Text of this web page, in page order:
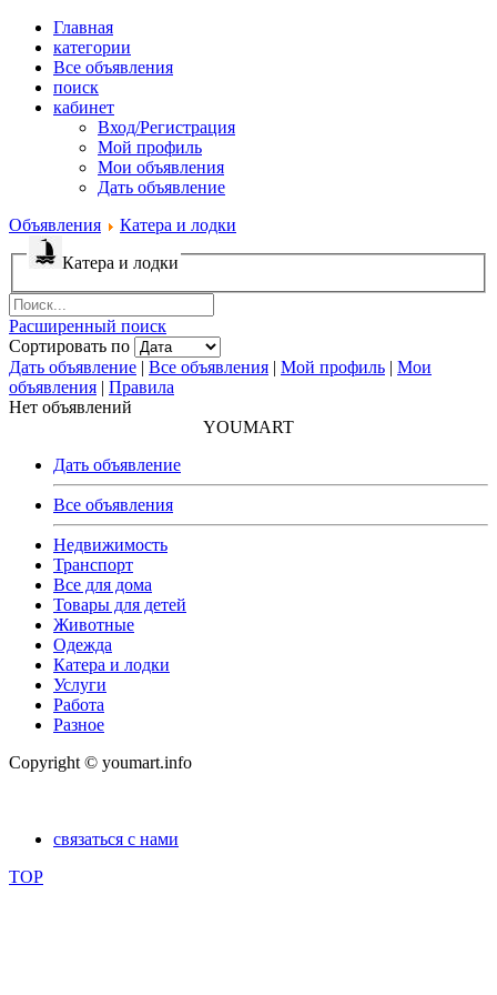
Главная
категории
Все объявления
поиск
кабинет
Вход/Регистрация
Мой профиль
Мои объявления
Дать объявление
Объявления
Катера и лодки
Катера и лодки
Расширенный поиск
Сортировать по
Дать объявление | Все объявления | Мой профиль | Мои
объявления | Правила
Нет объявлений
YOUMART
Дать объявление
Все объявления
Недвижимость
Транспорт
Все для дома
Товары для детей
Животные
Одежда
Катера и лодки
Услуги
Работа
Разное
Copyright © youmart.info
связаться с нами
TOP